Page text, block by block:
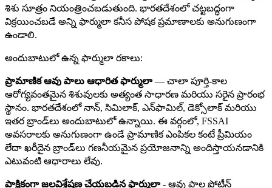
శిశు సూత్రం నియంత్రించబడుతుంది. భారతదేశంలో చట్టబద్ధంగా
విక్రయించబడే అన్ని ఫార్ములా కనీస పోషక ప్రమాణాలకు అనుగుణంగా
ఉండాలి.
అందుబాటులో ఉన్న ఫార్ములా రకాలు:
ప్రామాణిక ఆవు పాలు ఆధారిత ఫార్ములా — చాలా పూర్తి-కాల
ఆరోగ్యవంతమైన శిశువులకు అత్యంత సాధారణ మరియు సరైన ప్రారంభ
స్థానం. భారతదేశంలో నాన్, సిమిలాక్, ఎన్‌ఫామిల్, డెక్సోలాక్ మరియు
ఇతర బ్రాండ్‌లు అందుబాటులో ఉన్నాయి. ఈ వర్గంలో, FSSAI
అవసరాలకు అనుగుణంగా ఉండే ప్రామాణిక ఎంపికల కంటే ప్రీమియం
లేదా ఖరీదైన బ్రాండ్‌లు గణనీయమైన ప్రయోజనాన్ని అందిస్తాయనడానికి
ఎటువంటి ఆధారాలు లేవు.
పాక్షికంగా జలవిశ్లేషణ చేయబడిన ఫార్ములా - ఆవు పాల ప్రోటీన్